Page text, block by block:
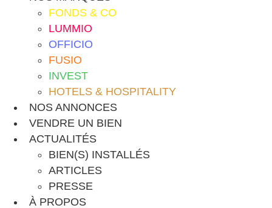
FONDS & CO
LUMMIO
OFFICIO
FUSIO
INVEST
HOTELS & HOSPITALITY
NOS ANNONCES
VENDRE UN BIEN
ACTUALITÉS
BIEN(S) INSTALLÉS
ARTICLES
PRESSE
À PROPOS